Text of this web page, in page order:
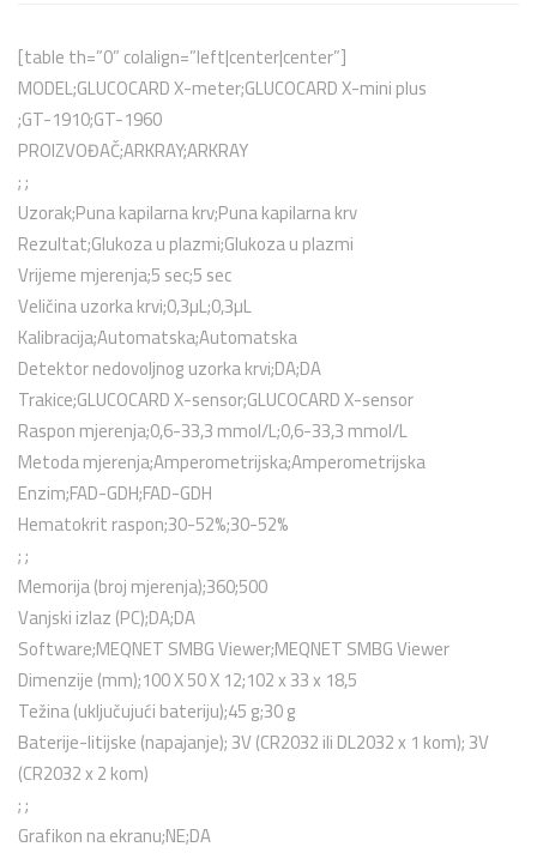
[table th=”0” colalign=”left|center|center”]
MODEL;GLUCOCARD X-meter;GLUCOCARD X-mini plus
;GT-1910;GT-1960
PROIZVOĐAČ;ARKRAY;ARKRAY
; ;
Uzorak;Puna kapilarna krv;Puna kapilarna krv
Rezultat;Glukoza u plazmi;Glukoza u plazmi
Vrijeme mjerenja;5 sec;5 sec
Veličina uzorka krvi;0,3µL;0,3µL
Kalibracija;Automatska;Automatska
Detektor nedovoljnog uzorka krvi;DA;DA
Trakice;GLUCOCARD X-sensor;GLUCOCARD X-sensor
Raspon mjerenja;0,6-33,3 mmol/L;0,6-33,3 mmol/L
Metoda mjerenja;Amperometrijska;Amperometrijska
Enzim;FAD-GDH;FAD-GDH
Hematokrit raspon;30-52%;30-52%
; ;
Memorija (broj mjerenja);360;500
Vanjski izlaz (PC);DA;DA
Software;MEQNET SMBG Viewer;MEQNET SMBG Viewer
Dimenzije (mm);100 X 50 X 12;102 x 33 x 18,5
Težina (uključujući bateriju);45 g;30 g
Baterije-litijske (napajanje); 3V (CR2032 ili DL2032 x 1 kom); 3V
(CR2032 x 2 kom)
; ;
Grafikon na ekranu;NE;DA